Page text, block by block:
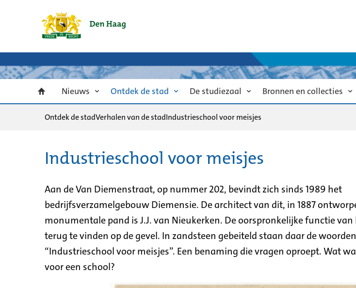
Nieuws Ontdek de stad De studiezaal Bronnen en collecties
Ontdek de stadVerhalen van de stadIndustrieschool voor meisjes
Industrieschool voor meisjes
Aan de Van Diemenstraat, op nummer 202, bevindt zich sinds 1989 het
bedrijfsverzamelgebouw Diemensie. De architect van dit, in 1887
monumentale pand is J.J. van Nieukerken. De oorspronkelijke functie
terug te vinden op de gevel. In zandsteen gebeiteld staan daar de woorden
“Industrieschool voor meisjes”. Een benaming die vragen oproept. Wat
voor een school?